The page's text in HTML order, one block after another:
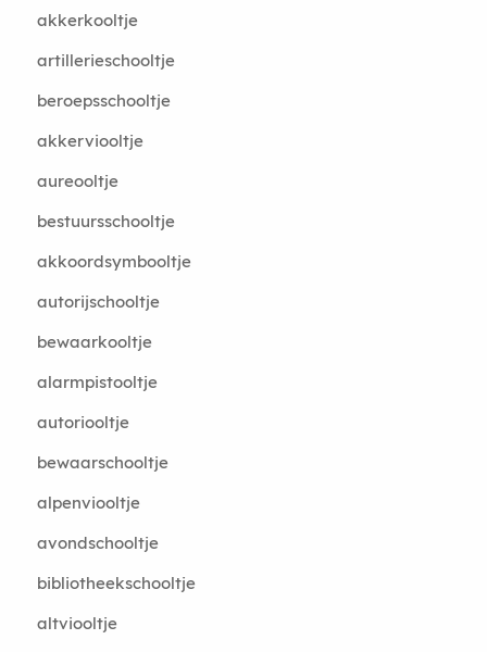
akkerkooltje
artillerieschooltje
beroepsschooltje
akkerviooltje
aureooltje
bestuursschooltje
akkoordsymbooltje
autorijschooltje
bewaarkooltje
alarmpistooltje
autoriooltje
bewaarschooltje
alpenviooltje
avondschooltje
bibliotheekschooltje
altviooltje